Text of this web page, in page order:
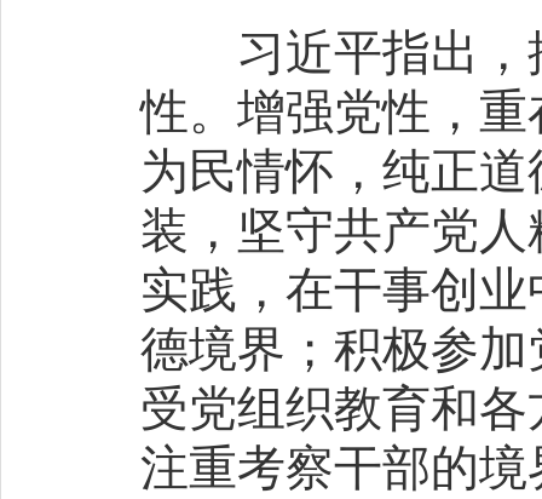
习近平指出，
性。增强党性，
为民情怀，纯正
装，坚守共产党
实践，在干事创
德境界；积极参
受党组织教育和
注重考察干部的